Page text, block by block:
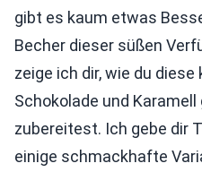
gibt es kaum etwas
Becher dieser süßen
zeige ich dir, wie du
Schokolade und
zubereitest. Ich gebe dir
einige schmackhafte